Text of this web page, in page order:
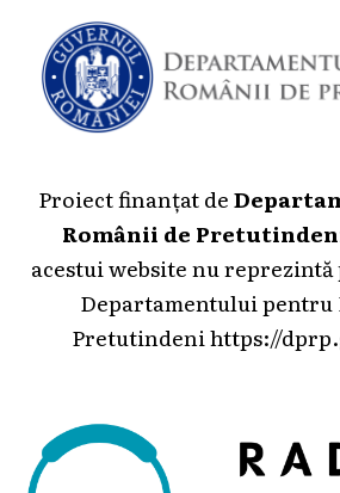
Proiect finanțat de
Românii de
acestui website nu
Departamentului pentru
Pretutindeni https://